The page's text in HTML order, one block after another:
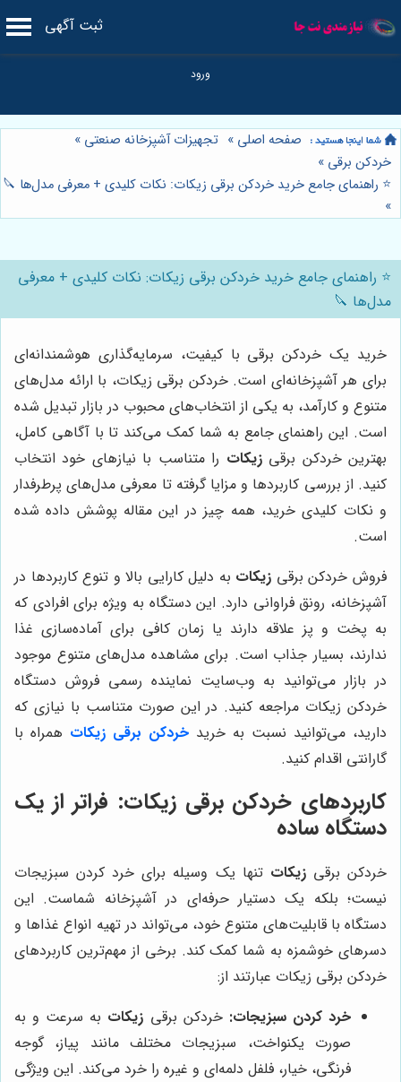
ثبت آگهی
صفحه اصلی » تجهیزات آشپزخانه صنعتی »
خردکن برقی »
⭐️ راهنمای جامع خرید خردکن برقی زیکات: نکات کلیدی + معرفی مدل‌ها 🔪
»
⭐️ راهنمای جامع خرید خردکن برقی زیکات: نکات کلیدی + معرفی
مدل‌ها 🔪
خرید یک خردکن برقی با کیفیت، سرمایه‌گذاری هوشمندانه‌ای
برای هر آشپزخانه‌ای است. خردکن برقی زیکات، با ارائه مدل‌های
متنوع و کارآمد، به یکی از انتخاب‌های محبوب در بازار تبدیل شده
است. این راهنمای جامع به شما کمک می‌کند تا با آگاهی کامل،
بهترین خردکن برقیزیکات را متناسب با نیازهای خود انتخاب
کنید. از بررسی کاربردها و مزایا گرفته تا معرفی مدل‌های پرطرفدار
و نکات کلیدی خرید، همه چیز در این مقاله پوشش داده شده
است.
فروش خردکن برقی زیکات به دلیل کارایی بالا و تنوع کاربردها در
آشپزخانه، رونق فراوانی دارد. این دستگاه به ویژه برای افرادی که
به پخت و پز علاقه دارند یا زمان کافی برای آماده‌سازی غذا
ندارند، بسیار جذاب است. برای مشاهده مدل‌های متنوع موجود
در بازار می‌توانید به وب‌سایت نماینده رسمی فروش دستگاه
خردکن زیکات مراجعه کنید. در این صورت متناسب با نیازی که
دارید، می‌توانید نسبت به خرید خردکن برقی زیکات همراه با
گارانتی اقدام کنید.
کاربردهای خردکن برقی زیکات: فراتر از یک
دستگاه ساده
خردکن برقیزیکات تنها یک وسیله برای خرد کردن سبزیجات
نیست؛ بلکه یک دستیار حرفه‌ای در آشپزخانه شماست. این
دستگاه با قابلیت‌های متنوع خود، می‌تواند در تهیه انواع غذاها و
دسرهای خوشمزه به شما کمک کند. برخی از مهم‌ترین کاربردهای
خردکن برقی زیکات عبارتند از:
خرد کردن سبزیجات: خردکن برقی زیکات به سرعت و به
صورت یکنواخت، سبزیجات مختلف مانند پیاز، گوجه
فرنگی، خیار، فلفل دلمه‌ای و غیره را خرد می‌کند. این ویژگی